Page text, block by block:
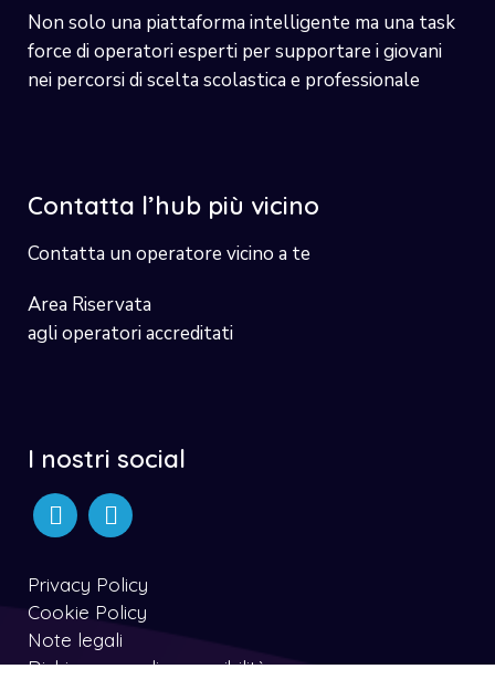
Non solo una piattaforma intelligente ma una task
force di operatori esperti per supportare i giovani
nei percorsi di scelta scolastica e professionale
Contatta l’hub più vicino
Contatta un operatore vicino a te
Area Riservata
agli operatori accreditati
I nostri social
Privacy Policy
Cookie Policy
Note legali
Dichiarazone di accessibilità